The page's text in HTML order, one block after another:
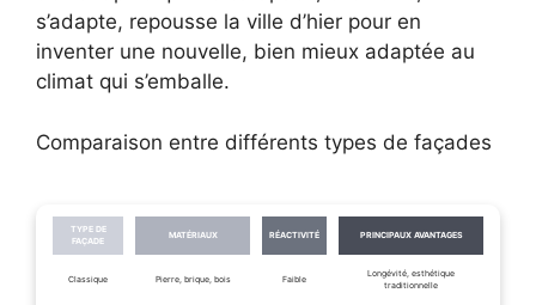
s’adapte, repousse la ville d’hier pour en
inventer une nouvelle, bien mieux adaptée au
climat qui s’emballe.
Comparaison entre différents types de façades
TYPE DE
FAÇADE
MATÉRIAUX RÉACTIVITÉ PRINCIPAUX AVANTAGES
Classique Pierre, brique, bois Faible
Longévité, esthétique
traditionnelle